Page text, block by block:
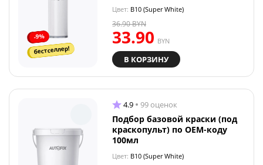
-9%
бестселлер!
Цвет: B10 (Super White)
33.90 BYN
36.90BYN
В КОРЗИНУ
4.9 99 оценок
Подбор базовой краски (под
краскопульт) по OEM-коду
100мл
Цвет: B10 (Super White)